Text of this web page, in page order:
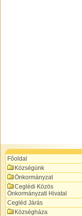
Főoldal
Községünk
Önkormányzat
Ceglédi Közös
Önkormányzati Hivatal
Cegléd Járás
Községháza